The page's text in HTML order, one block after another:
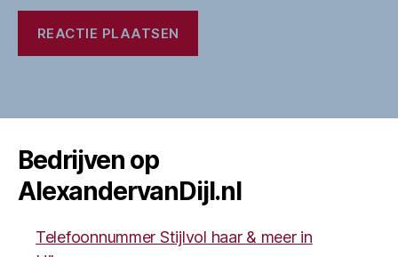
Bedrijven op
AlexandervanDijl.nl
Telefoonnummer Stijlvol haar & meer in